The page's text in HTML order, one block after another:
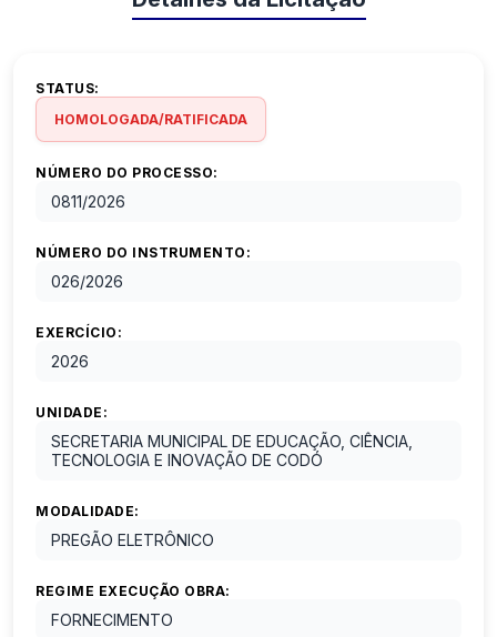
STATUS:
HOMOLOGADA/RATIFICADA
NÚMERO DO PROCESSO:
0811/2026
NÚMERO DO INSTRUMENTO:
026/2026
EXERCÍCIO:
2026
UNIDADE:
SECRETARIA MUNICIPAL DE EDUCAÇÃO, CIÊNCIA,
TECNOLOGIA E INOVAÇÃO DE CODÓ
MODALIDADE:
PREGÃO ELETRÔNICO
REGIME EXECUÇÃO OBRA:
FORNECIMENTO